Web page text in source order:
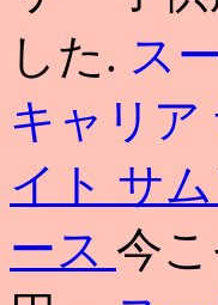
した. ス
キャリア
イト サ
ース 今